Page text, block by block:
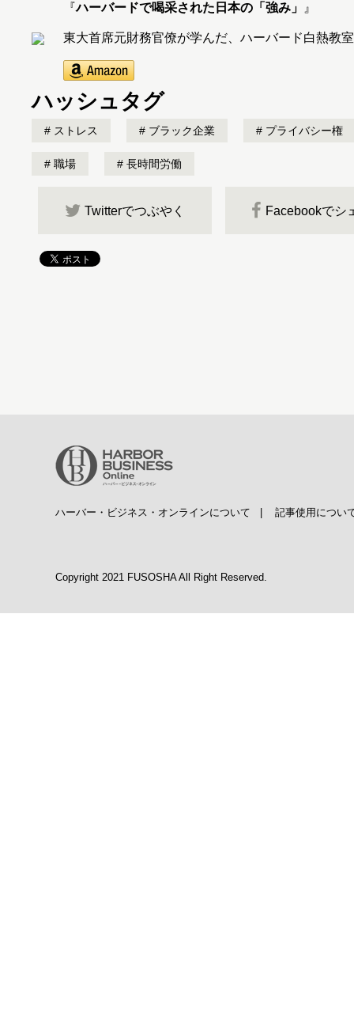
『ハーバードで喝采された日本の「強み」 』
東大首席元財務官僚が学んだ、ハーバード白熱教
ハッシュタグ
ストレス ブラック企業 プライバシー権
職場 長時間労働
Twitterでつぶやく Facebookでシ
ハーバー・ビジネス・オンラインについて 記事使用につい
Copyright 2021 FUSOSHA All Right Reserved.